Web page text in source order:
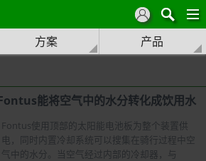
方案 产品
能将空气中的水分转化成饮用水
Fontus使用顶部的太阳能电池板为整个装置供
电，同时内置冷却系统可以搜集在骑行过程中空
气中的水分。当空气经过内部的冷却器，与